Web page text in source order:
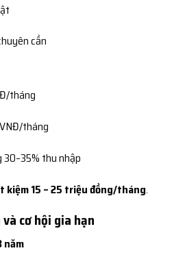
cần
tháng
tháng
30–35% thu nhập
kiệm 15 – 25 triệu đồng/tháng.
cơ hội gia hạn
năm